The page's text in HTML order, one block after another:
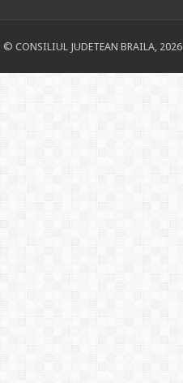
© CONSILIUL JUDETEAN BRAILA, 2026